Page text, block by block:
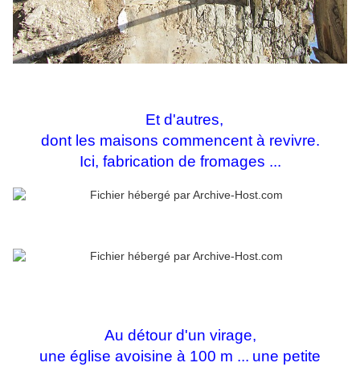
Et d'autres,
dont les maisons commencent à revivre.
Ici, fabrication de fromages ...
Au détour d'un virage,
une église avoisine à 100 m ... une petite